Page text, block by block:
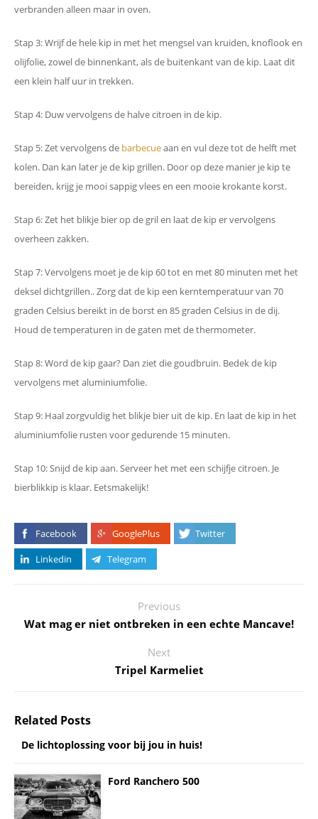
verbranden alleen maar in oven.
Stap 3: Wrijf de hele kip in met het mengsel van kruiden, knoflook en
olijfolie, zowel de binnenkant, als de buitenkant van de kip. Laat dit
een klein half uur in trekken.
Stap 4: Duw vervolgens de halve citroen in de kip.
Stap 5: Zet vervolgens de barbecueaan en vul deze tot de helft met
kolen. Dan kan later je de kip grillen. Door op deze manier je kip te
bereiden, krijg je mooi sappig vlees en een mooie krokante korst.
Stap 6: Zet het blikje bier op de gril en laat de kip er vervolgens
overheen zakken.
Stap 7: Vervolgens moet je de kip 60 tot en met 80 minuten met het
deksel dichtgrillen.. Zorg dat de kip een kerntemperatuur van 70
graden Celsius bereikt in de borst en 85 graden Celsius in de dij.
Houd de temperaturen in de gaten met de thermometer.
Stap 8: Word de kip gaar? Dan ziet die goudbruin. Bedek de kip
vervolgens met aluminiumfolie.
Stap 9: Haal zorgvuldig het blikje bier uit de kip. En laat de kip in het
aluminiumfolie rusten voor gedurende 15 minuten.
Stap 10: Snijd de kip aan. Serveer het met een schijfje citroen. Je
bierblikkip is klaar. Eetsmakelijk!
Facebook GooglePlus
Twitter
Linkedin
Telegram
Previous
Wat mag er niet ontbreken in een echte Mancave!
Next
Tripel Karmeliet
Related Posts
De lichtoplossing voor bij jou in huis!
Ford Ranchero 500